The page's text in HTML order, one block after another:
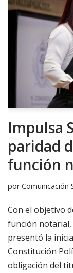
Impulsa
paridad
función
porComunicación
Con el objetivo
función notarial,
presentó la
Constitución
obligación del